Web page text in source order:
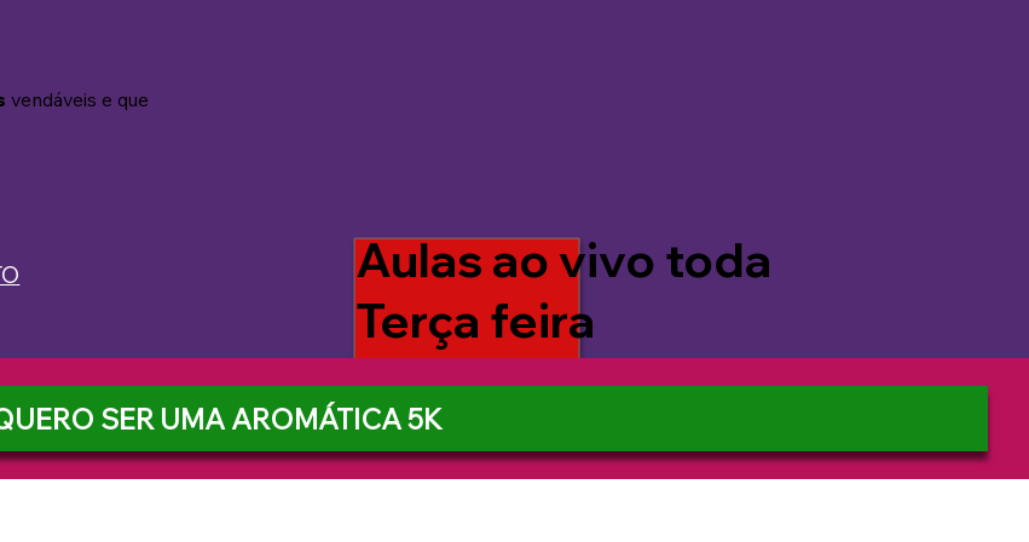
vendáveis e que
Aulas ao vivo toda
Terça feira
SER UMA AROMÁTICA 5K